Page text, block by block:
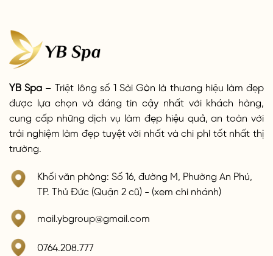
YB Spa – Triệt lông số 1 Sài Gòn là thương hiệu làm đẹp
được lựa chọn và đáng tin cậy nhất với khách hàng,
cung cấp những dịch vụ làm đẹp hiệu quả, an toàn với
trải nghiệm làm đẹp tuyệt vời nhất và chi phí tốt nhất thị
trường.
Khối văn phòng: Số 16, đường M, Phường An Phú,
TP. Thủ Đức (Quận 2 cũ) - (xem chi nhánh)
mail.ybgroup@gmail.com
0764.208.777